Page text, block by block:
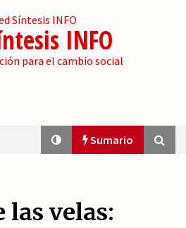
INFO
para el cambio social
Sumario
de la desinformación y los
las velas: